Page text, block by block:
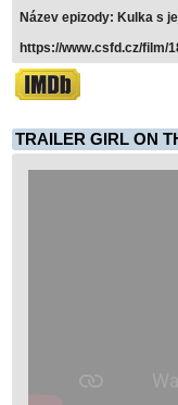
Název epizody: Kulka s
https://www.csfd.cz/film/
TRAILER GIRL ON